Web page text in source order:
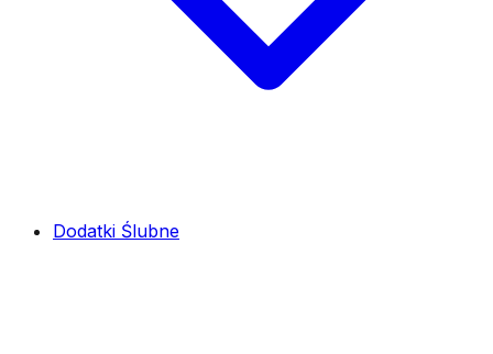
Dodatki Ślubne